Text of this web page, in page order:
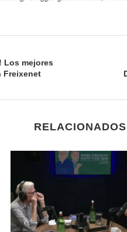
Los mejores
Freixenet
RELACIONADOS